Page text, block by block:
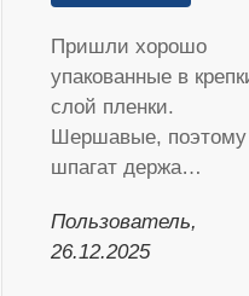
Пришли хорошо
упакованные в
слой пленки.
Шершавые, поэтому
шпагат держа…
Пользователь,
26.12.2025